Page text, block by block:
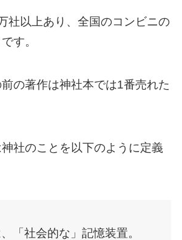
社以上あり、全国のコンビニの
す。
の著作は神社本では1番売れた
社のことを以下のように定義
「社会的な」記憶装置。